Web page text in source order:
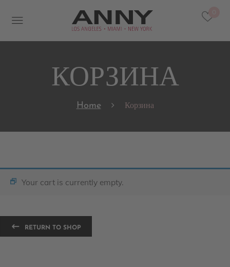
КОРЗИНА
Home Корзина
Your cart is currently empty.
RETURN TO SHOP